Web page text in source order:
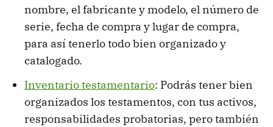
nombre, el fabricante y modelo, el número de
serie, fecha de compra y lugar de compra,
para así tenerlo todo bien organizado y
catalogado.
Inventario testamentario: Podrás tener bien
organizados los testamentos, con tus activos,
responsabilidades probatorias, pero también